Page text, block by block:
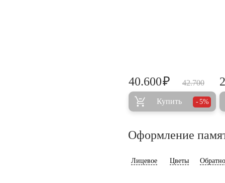
42.700
40.600₽
Купить 5%
Оформление
Лицевое Цветы